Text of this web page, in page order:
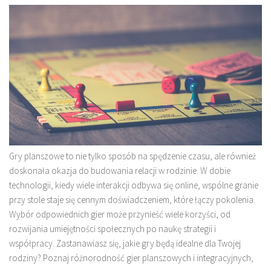
Gry planszowe to nie tylko sposób na spędzenie czasu, ale również
doskonała okazja do budowania relacji w rodzinie. W dobie
technologii, kiedy wiele interakcji odbywa się online, wspólne granie
przy stole staje się cennym doświadczeniem, które łączy pokolenia.
Wybór odpowiednich gier może przynieść wiele korzyści, od
rozwijania umiejętności społecznych po naukę strategii i
współpracy. Zastanawiasz się, jakie gry będą idealne dla Twojej
rodziny? Poznaj różnorodność gier planszowych i integracyjnych,